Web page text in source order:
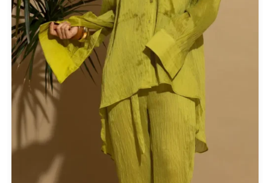
Opus 4
OZAI N KU
Pargiana
PASHBAG
Philippe Lang
Plus Size
QUEEN OF HARNS
REEBOK
See the Sea